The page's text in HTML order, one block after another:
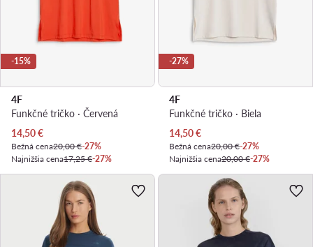
-15%
4F
Funkčné tričko · Červená
Aktuálna cena
14,50€
Bežná cena20,00 €-27%
Najnižšia cena17,25 €-27%
-27%
4F
Funkčné tričko · Biela
Aktuálna cena
14,50€
Bežná cena20,00 €-27%
Najnižšia cena20,00 €-27%